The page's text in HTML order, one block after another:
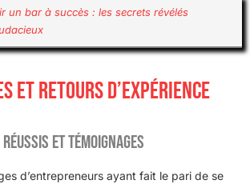
un bar à succès : les secrets révélés
ET RETOURS D’EXPÉRIENCE
et témoignages
d’entrepreneurs ayant fait le pari de se